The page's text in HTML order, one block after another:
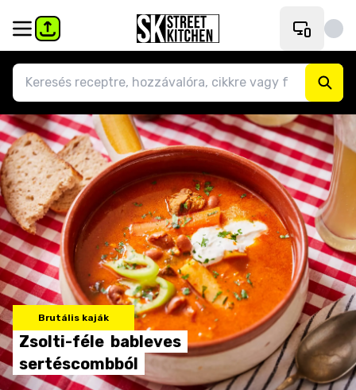
Brutális kaják
Zsolti-féle bableves
sertéscombból